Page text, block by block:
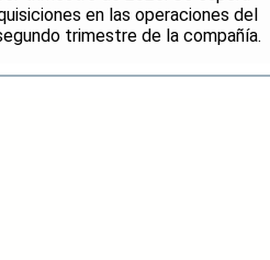
en las operaciones del
trimestre de la compañía.